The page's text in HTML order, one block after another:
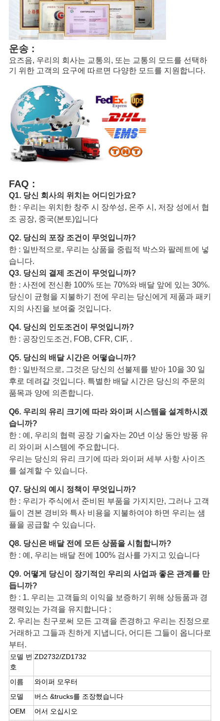
운송 :
요즈음, 우리의 회사는 교통의, 또는 교통의 모드를 선택하
기 위한 고객의 요구에 따르면 다양한 모드를 지원합니다.
FAQ :
Q1. 당신 회사의 위치는 어디인가요?
한 : 우리는 위치한 창주 시 장쑤성, 온주 시, 저장 성에서 협
조 공장, 중국(본토)입니다
Q2. 당신의 포장 조건이 무엇입니까?
한 : 일반적으로, 우리는 상품을 중립적 박스와 팔레트에 넣
습니다.
Q3. 당신의 결제 조건이 무엇입니까?
한 : 사전에 전신환 100% 또는 70%와 배달 앞에 있는 30%.
당신이 균형을 지불하기 전에 우리는 당신에게 제품과 패키
지의 사진을 보여줄 것입니다.
Q4. 당신의 인도조건이 무엇입니까?
한 : 공장인도조건, FOB, CFR, CIF, .
Q5. 당신의 배달 시간은 어떻습니까?
한 : 일반적으로, 그것은 당신의 선불제를 받아 10을 30 일
후로 데려갈 것입니다. 특별한 배달 시간은 당신의 주문의
품목과 양에 의존합니다.
Q6. 우리의 유리 크기에 따라 와이퍼 시스템을 설계하시겠
습니까?
한 : 예, 우리의 협력 공장 기술자는 20년 이상 동안 방풍 유
리 와이퍼 시스템에 주요합니다.
우리는 당신의 유리 크기에 따라 와이퍼 세부 사항 사이즈
를 설계할 수 있습니다.
Q7. 당신의 예시 정책이 무엇입니까?
한 : 우리가 주식에서 준비된 부품을 가지지만, 그러나 고객
들이 견본 경비와 특사 비용을 지불하여야 하면 우리는 샘
플을 공급할 수 있습니다.
Q8. 당신은 배달 전에 모든 상품을 시험합니까?
한 : 예, 우리는 배달 전에 100% 검사를 가지고 있습니다
Q9. 어떻게 당신이 장기적인 우리의 사업과 좋은 관계를 만
듭니까?
한 : 1. 우리는 고객들의 이익을 보증하기 위해 상등품과 경
쟁력있는 가격을 유지합니다 ;
2. 우리는 친구로써 모든 고객을 존경하고 우리는 진정으로
거래하고 그들과 친하게 지냅니다, 어디든 그들이 옵니다로
부터.
모델 번
호
ZD2732/ZD1732
이름
와이퍼 모우터
모델
버스 &trucks를 조장했습니다
OEM
어서 오십시오